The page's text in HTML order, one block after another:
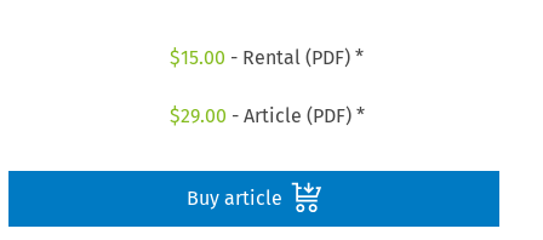
$15.00 - Rental (PDF) *
$29.00 - Article (PDF) *
Buy article